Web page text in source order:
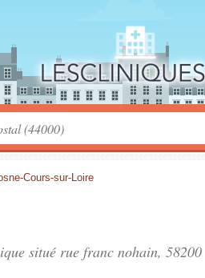
Cours-sur-Loire
situé rue franc nohain, 58200